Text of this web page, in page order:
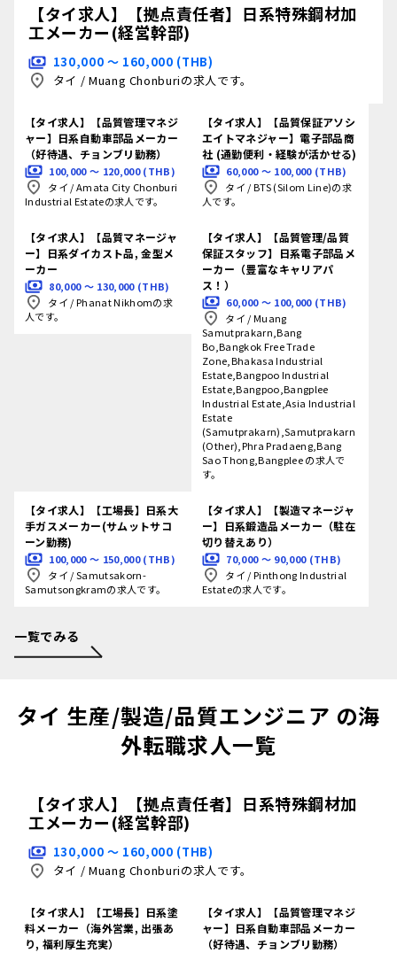
【タイ求人】【拠点責任者】日系特殊鋼材加
工メーカー(経営幹部)
130,000 〜 160,000 (THB)
タイ / Muang Chonburiの求人です。
【タイ求人】【品質管理マネジ
ャー】日系自動車部品メーカー
（好待遇、チョンブリ勤務）
100,000 〜 120,000 (THB)
タイ /Amata City Chonburi
Industrial Estateの求人です。
【タイ求人】【品質保証アソシ
エイトマネジャー】電子部品商
社 (通勤便利・経験が活かせる)
60,000 〜 100,000 (THB)
タイ /BTS (Silom Line)の求
人です。
【タイ求人】【品質マネージャ
ー】日系ダイカスト品, 金型メ
ーカー
80,000 〜 130,000 (THB)
タイ /Phanat Nikhomの求
人です。
【タイ求人】【品質管理/品質
保証スタッフ】日系電子部品メ
ーカー（豊富なキャリアパ
ス！）
60,000 〜 100,000 (THB)
タイ /Muang
Samutprakarn,Bang
Bo,Bangkok Free Trade
Zone,Bhakasa Industrial
Estate,Bangpoo Industrial
Estate,Bangpoo,Bangplee
Industrial Estate,Asia Industrial
Estate
(Samutprakarn),Samutprakarn
(Other),Phra Pradaeng,Bang
Sao Thong,Bangplee の求人で
す。
【タイ求人】【工場長】日系大
手ガスメーカー(サムットサコ
ーン勤務)
100,000 〜 150,000 (THB)
タイ /Samutsakorn-
Samutsongkramの求人です。
【タイ求人】【製造マネージャ
ー】日系鍛造品メーカー（駐在
切り替えあり）
70,000 〜 90,000 (THB)
タイ /Pinthong Industrial
Estateの求人です。
一覧でみる
タイ 生産/製造/品質エンジニア の海
外転職求人一覧
【タイ求人】【拠点責任者】日系特殊鋼材加
工メーカー(経営幹部)
130,000 〜 160,000 (THB)
タイ / Muang Chonburiの求人です。
【タイ求人】【工場長】日系塗
料メーカー（海外営業, 出張あ
り, 福利厚生充実）
【タイ求人】【品質管理マネジ
ャー】日系自動車部品メーカー
（好待遇、チョンブリ勤務）